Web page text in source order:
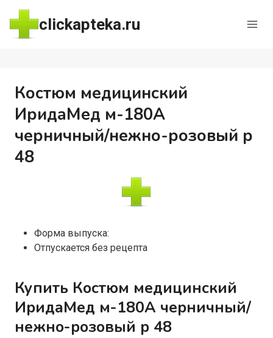
Перейти
содержимому
clickapteka.ru
Костюм медицинский
ИридаМед м-180А
черничный/нежно-розовый р
48
Форма выпуска:
Отпускается без рецепта
Купить Костюм медицинский
ИридаМед м-180А черничный/
нежно-розовый р 48